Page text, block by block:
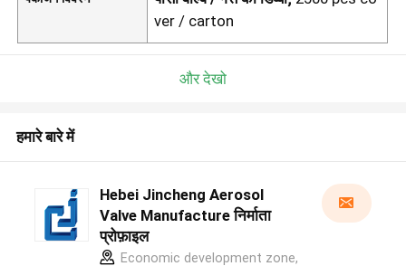
ver / carton
और देखो
हमारे बारे में
Hebei Jincheng Aerosol
Valve Manufacture निर्माता
प्रोफ़ाइल
Economic development zone,